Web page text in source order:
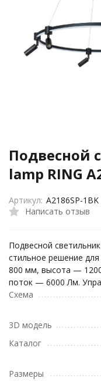
Подвесной
lamp RING
Написать отзыв
Артикул: A2186SP-1BK
Подвесной
стильное решение
800 мм, высота —
поток — 6000 Лм.
Схема
3D модель
Каталог
Размеры